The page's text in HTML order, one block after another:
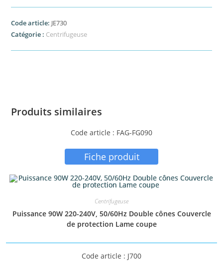
Code article: JE730
Catégorie : Centrifugeuse
Produits similaires
Code article : FAG-FG090
Fiche produit
Centrifugeuse
Puissance 90W 220-240V, 50/60Hz Double cônes Couvercle
de protection Lame coupe
Code article : J700